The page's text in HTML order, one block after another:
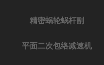
精密蜗轮蜗杆副
平面二次包络减速机